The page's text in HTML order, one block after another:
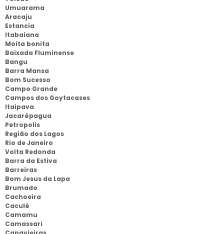
Umuarama
Aracaju
Estancia
Itabaiana
Moita bonita
Baixada Fluminense
Bangu
Barra Mansa
Bom Sucesso
Campo Grande
Campos dos Goytacases
Itaipava
Jacarépagua
Petropolis
Região dos Lagos
Rio de Janeiro
Volta Redonda
Barra da Estiva
Barreiras
Bom Jesus da Lapa
Brumado
Cachoeira
Caculé
Camamu
Camassari